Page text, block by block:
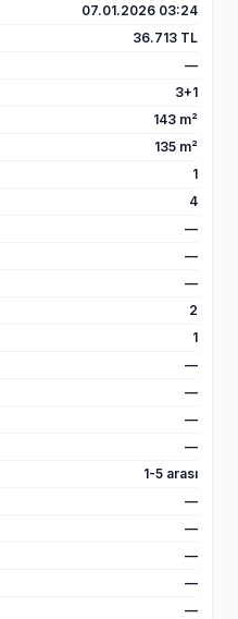
07.01.2026 03:24
36.713 TL
—
3+1
143 m²
135 m²
1
4
—
—
—
2
1
—
—
—
—
1-5 arası
—
—
—
—
—